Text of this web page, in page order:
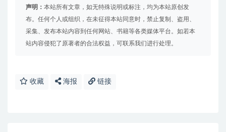
声明： 本站所有文章，如无特殊说明或标注，均为本站原创发
布。任何个人或组织，在未征得本站同意时，禁止复制、盗用、
采集、发布本站内容到任何网站、书籍等各类媒体平台。如若本
站内容侵犯了原著者的合法权益，可联系我们进行处理。
收藏 海报 链接